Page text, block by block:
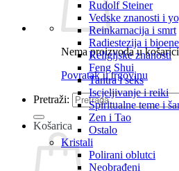
Nema proizvoda u
Povratak u trgovinu
Pretraži:
Košarica
Rudolf Steiner
Vedske znanosti i
Reinkarnacija i smrt
Radiestezija i
Religijske znanosti
Feng Shui
Tantra i seks
Iscjeljivanje i reiki
Spiritualne teme i
Zen i Tao
Ostalo
Kristali
Polirani oblutci
Neobrađeni